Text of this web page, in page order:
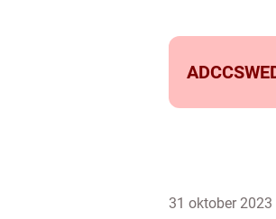
31 oktober 2023